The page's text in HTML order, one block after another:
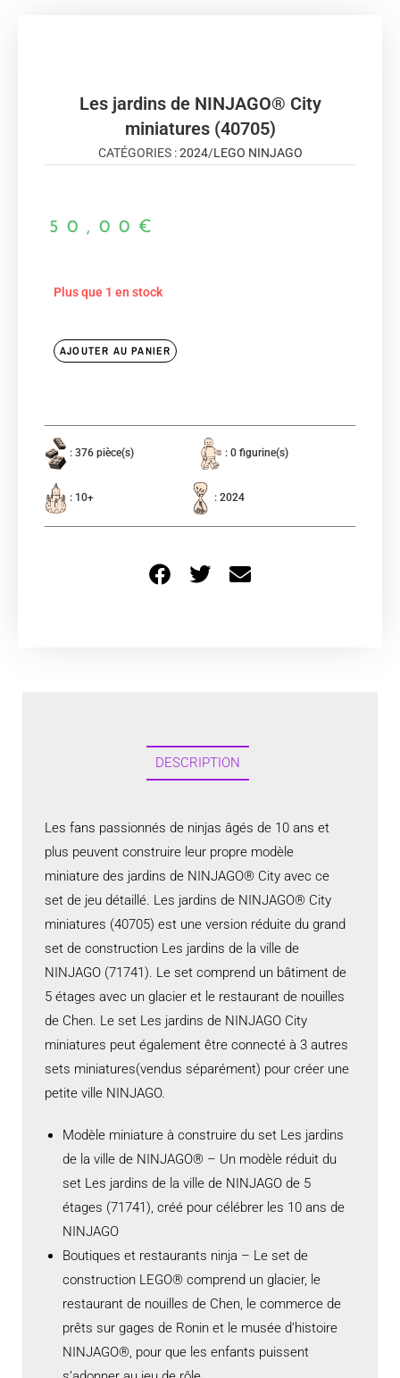
Les jardins de NINJAGO® City
miniatures (40705)
CATÉGORIES :2024/LEGO NINJAGO
50,00 €
Plus que 1 en stock
AJOUTER AU PANIER
: 376 pièce(s) : 0 figurine(s)
: 10+ : 2024
DESCRIPTION
Les fans passionnés de ninjas âgés de 10 ans et
plus peuvent construire leur propre modèle
miniature des jardins de NINJAGO® City avec ce
set de jeu détaillé. Les jardins de NINJAGO® City
miniatures (40705) est une version réduite du grand
set de construction Les jardins de la ville de
NINJAGO (71741). Le set comprend un bâtiment de
5 étages avec un glacier et le restaurant de nouilles
de Chen. Le set Les jardins de NINJAGO City
miniatures peut également être connecté à 3 autres
sets miniatures(vendus séparément) pour créer une
petite ville NINJAGO.
Modèle miniature à construire du set Les jardins
de la ville de NINJAGO® – Un modèle réduit du
set Les jardins de la ville de NINJAGO de 5
étages (71741), créé pour célébrer les 10 ans de
NINJAGO
Boutiques et restaurants ninja – Le set de
construction LEGO® comprend un glacier, le
restaurant de nouilles de Chen, le commerce de
prêts sur gages de Ronin et le musée d’histoire
NINJAGO®, pour que les enfants puissent